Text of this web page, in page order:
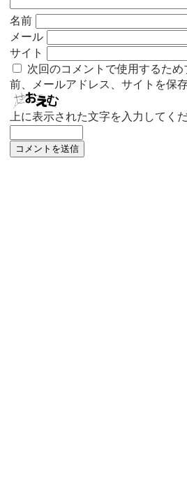
名前
メール
サイト
次回のコメントで使用するた
前、メールアドレス、サイトを保存
上に表示された文字を入力してくだ